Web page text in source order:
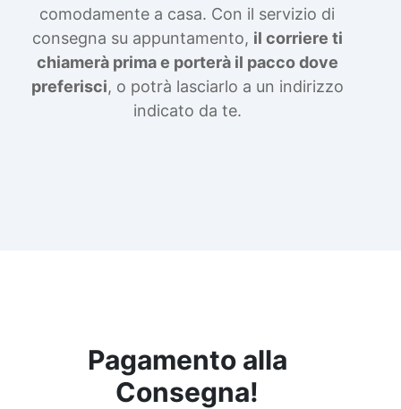
comodamente a casa. Con il servizio di
consegna su appuntamento, il corriere ti
chiamerà prima e porterà il pacco dove
preferisci, o potrà lasciarlo a un indirizzo
indicato da te.
Pagamento alla
Consegna!